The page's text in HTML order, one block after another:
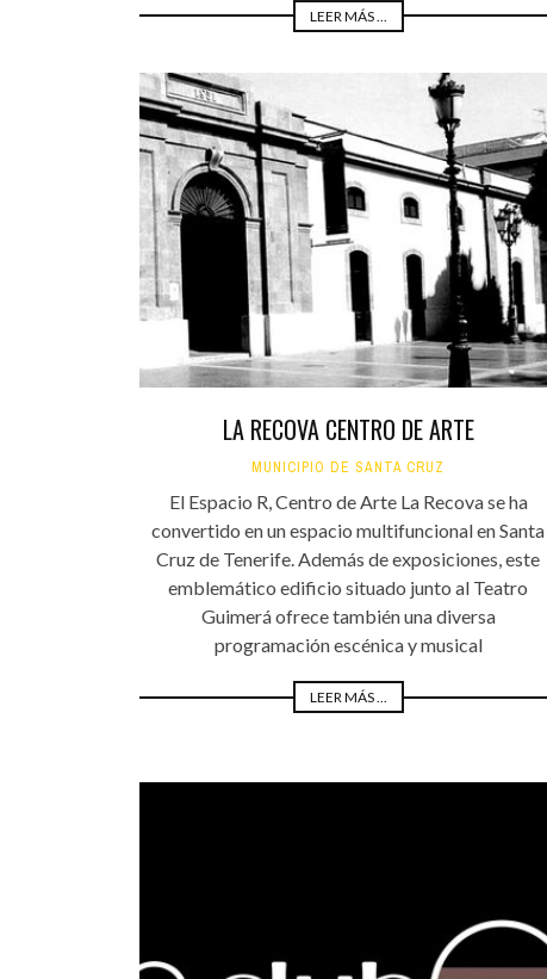
LEER MÁS ...
LA RECOVA CENTRO DE ARTE
MUNICIPIO DE SANTA CRUZ
El Espacio R, Centro de Arte La Recova se ha
convertido en un espacio multifuncional en Santa
Cruz de Tenerife. Además de exposiciones, este
emblemático edificio situado junto al Teatro
Guimerá ofrece también una diversa
programación escénica y musical
LEER MÁS ...